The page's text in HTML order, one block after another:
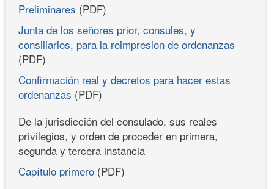
Preliminares (PDF)
Junta de los señores prior, consules, y
consiliarios, para la reimpresion de ordenanzas
(PDF)
Confirmación real y decretos para hacer estas
ordenanzas (PDF)
De la jurisdicción del consulado, sus reales
privilegios, y orden de proceder en primera,
segunda y tercera instancia
Capítulo primero (PDF)